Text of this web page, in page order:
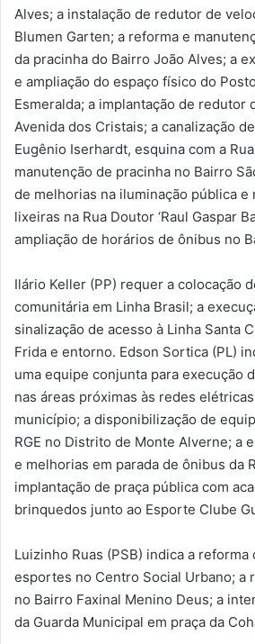
Alves; a instalação de redutor de
Blumen Garten; a reforma e
da pracinha do Bairro João Alves; a
e ampliação do espaço físico do
Esmeralda; a implantação de redutor
Avenida dos Cristais; a canalização
Eugênio Iserhardt, esquina com a
manutenção de pracinha no Bairro
de melhorias na iluminação pública e
lixeiras na Rua Doutor ‘Raul Gaspar
ampliação de horários de ônibus no
Ilário Keller (PP) requer a colocação
comunitária em Linha Brasil; a
sinalização de acesso à Linha Santa
Frida e entorno. Edson Sortica (PL)
uma equipe conjunta para execução
nas áreas próximas às redes
município; a disponibilização de
RGE no Distrito de Monte Alverne; a
e melhorias em parada de ônibus da
implantação de praça pública com
brinquedos junto ao Esporte Clube
Luizinho Ruas (PSB) indica a reforma
esportes no Centro Social Urbano; a
no Bairro Faxinal Menino Deus; a
da Guarda Municipal em praça da